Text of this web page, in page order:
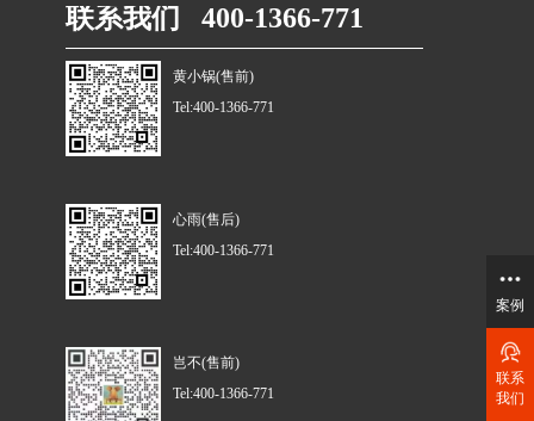
联系我们 400-1366-771
黄小锅(售前)
Tel:400-1366-771
心雨(售后)
Tel:400-1366-771
岂不(售前)
Tel:400-1366-771
案例
联系
我们